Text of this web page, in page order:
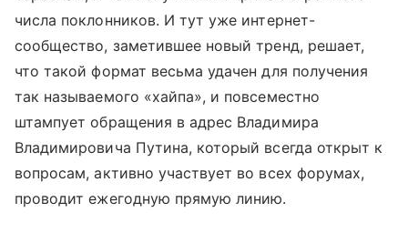
числа поклонников. И тут уже интернет-
сообщество, заметившее новый тренд, решает,
что такой формат весьма удачен для получения
так называемого «хайпа», и повсеместно
штампует обращения в адрес Владимира
Владимировича Путина, который всегда открыт к
вопросам, активно участвует во всех форумах,
проводит ежегодную прямую линию.